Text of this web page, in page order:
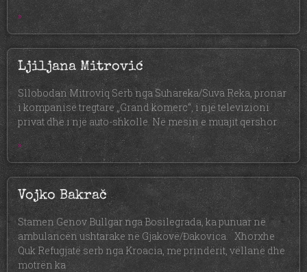
»
Ljiljana Mitrović
Sllobodan Mitroviq Serb nga Suhareka/Suva Reka, pronar
i kompanisë tregtare „Grand komerc“, i një televizioni
privat dhe i një auto-shkolle. Në mesin e muajit qershor
»
Vojko Bakrač
Stamen Genov Bullgar nga Bosilegrada, ka punuar në
ambulancën ushtarake në Gjakovë/Đakovica. Xhorxhe
Quk Refugjatë serb nga Kroacia, me prindërit, vëllanë dhe
motrën ka